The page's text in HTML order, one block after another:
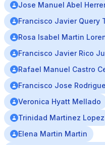
Jose Manuel Abel
Francisco Javier Query
Rosa Isabel Martin
Francisco Javier Rico
Rafael Manuel Castro
Francisco Jose
Veronica Hyatt Mellado
Trinidad Martinez Lopez
Elena Martin Martin